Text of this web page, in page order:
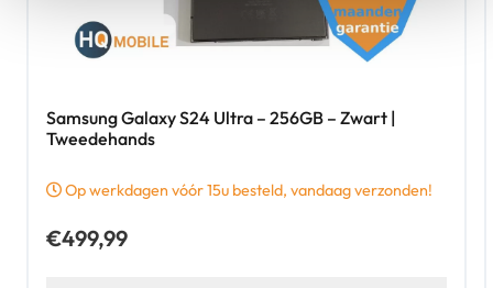
Samsung Galaxy S24 Ultra – 256GB – Zwart |
Tweedehands
Op werkdagen vóór 15u besteld, vandaag verzonden!
€499,99